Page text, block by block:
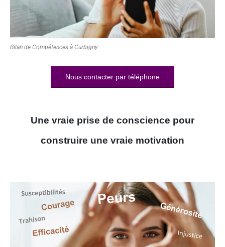
Bilan de Compétences à Curbigny
Nous contacter par téléphone
Une vraie prise de conscience pour
construire une vraie motivation